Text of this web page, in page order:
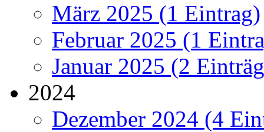
März 2025 (1 Eintrag)
Februar 2025 (1
Januar 2025 (2
2024
Dezember 2024 (4